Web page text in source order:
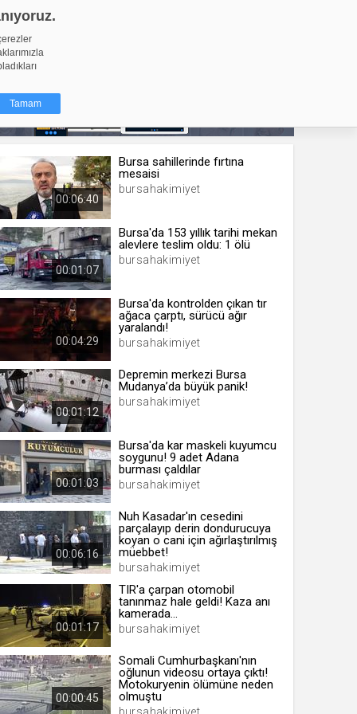
Tamam
küçük
İzniniz şu
hale
bir
Türü
yıl
00:06:40
Bursa sahillerinde fırtına
mesaisi
bursahakimiyet
00:01:07
Bursa'da 153 yıllık tarihi mekan
alevlere teslim oldu: 1 ölü
bursahakimiyet
00:04:29
Bursa'da kontrolden çıkan tır
ağaca çarptı, sürücü ağır
yaralandı!
bursahakimiyet
00:01:12
Depremin merkezi Bursa
Mudanya’da büyük panik!
bursahakimiyet
00:01:03
Bursa'da kar maskeli kuyumcu
soygunu! 9 adet Adana
burması çaldılar
bursahakimiyet
00:06:16
Nuh Kasadar'ın cesedini
parçalayıp derin dondurucuya
koyan o cani için ağırlaştırılmış
müebbet!
bursahakimiyet
00:01:17
TIR'a çarpan otomobil
tanınmaz hale geldi! Kaza anı
kamerada...
bursahakimiyet
00:00:45
Somali Cumhurbaşkanı'nın
oğlunun videosu ortaya çıktı!
Motokuryenin ölümüne neden
olmuştu